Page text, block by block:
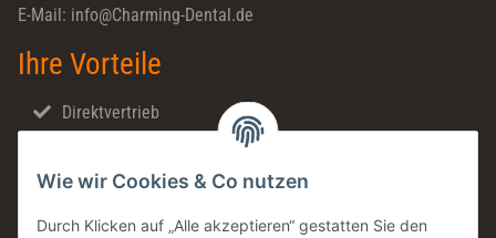
Wie wir Cookies & Co nutzen
Durch Klicken auf „Alle akzeptieren“ gestatten Sie den
E-Mail: info@Charming-Dental.de
Ihre Vorteile
Direktvertrieb
Made in Germany
Familienunternehmen